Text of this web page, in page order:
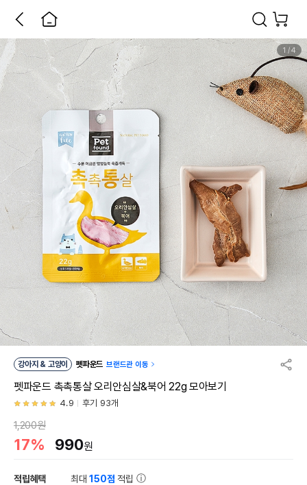
1 /4
강아지 & 고양이 펫파운드 브랜드관 이동
펫파운드 촉촉통살 오리안심살&북어 22g 모아보기
4.9 후기 93개
1,200원
17% 990원
적립혜택 최대150점 적립